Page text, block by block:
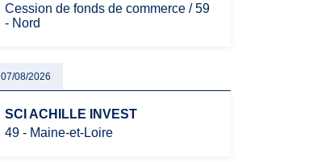
Cession de fonds de commerce / 59
- Nord
07/08/2026
SCI ACHILLE INVEST
49 - Maine-et-Loire